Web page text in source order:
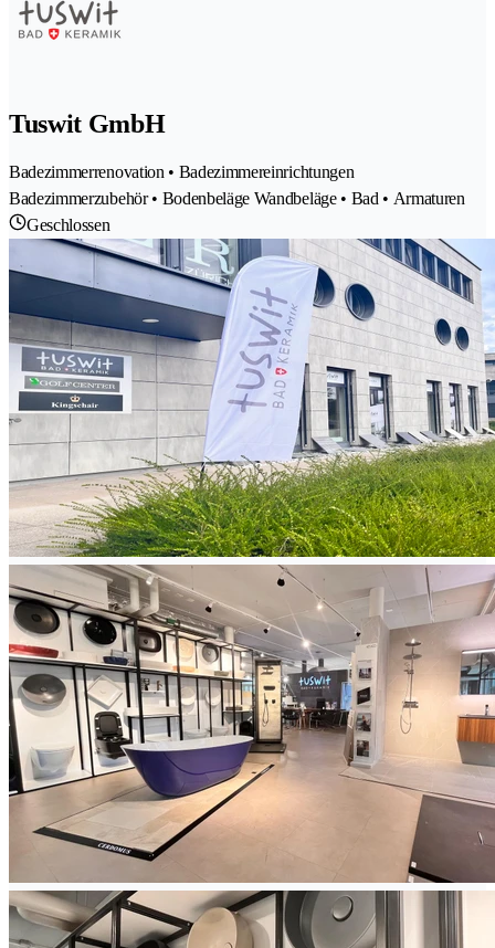
Tuswit GmbH
Badezimmerrenovation • Badezimmereinrichtungen
Badezimmerzubehör • Bodenbeläge Wandbeläge • Bad • Armaturen
Geschlossen